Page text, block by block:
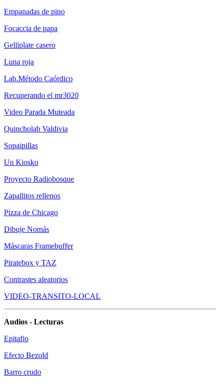
Empanadas de pino
Focaccia de papa
Gelliplate casero
Luna roja
Lab.Método Caórdico
Recuperando el mr3020
Video Parada Muteada
Quincholab Valdivia
Sopaipillas
Un Kiosko
Proyecto Radiobosque
Zapallitos rellenos
Pizza de Chicago
Dibuje Nomás
Máscaras Framebuffer
Piratebox y TAZ
Contrastes aleatorios
VIDEO-TRANSITO-LOCAL
Audios - Lecturas
Epitafio
Efecto Bezold
Barro crudo